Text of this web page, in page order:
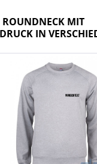
ROUNDNECK MIT
IN